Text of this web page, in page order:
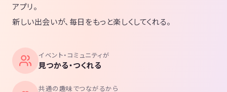
アプリ。
新しい出会いが、毎日をもっと楽しくしてくれる。
イベント・コミュニティが
見つかる・つくれる
共通の趣味でつながるから